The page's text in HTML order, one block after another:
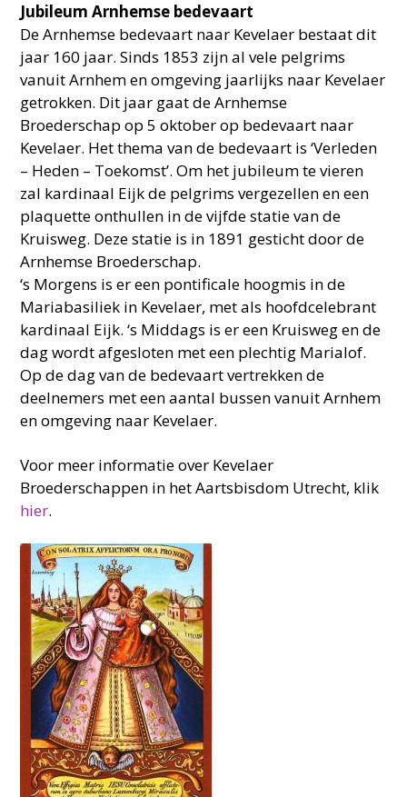
Jubileum Arnhemse bedevaart
De Arnhemse bedevaart naar Kevelaer bestaat dit
jaar 160 jaar. Sinds 1853 zijn al vele pelgrims
vanuit Arnhem en omgeving jaarlijks naar Kevelaer
getrokken. Dit jaar gaat de Arnhemse
Broederschap op 5 oktober op bedevaart naar
Kevelaer. Het thema van de bedevaart is ‘Verleden
– Heden – Toekomst’. Om het jubileum te vieren
zal kardinaal Eijk de pelgrims vergezellen en een
plaquette onthullen in de vijfde statie van de
Kruisweg. Deze statie is in 1891 gesticht door de
Arnhemse Broederschap.
‘s Morgens is er een pontificale hoogmis in de
Mariabasiliek in Kevelaer, met als hoofdcelebrant
kardinaal Eijk. ‘s Middags is er een Kruisweg en de
dag wordt afgesloten met een plechtig Marialof.
Op de dag van de bedevaart vertrekken de
deelnemers met een aantal bussen vanuit Arnhem
en omgeving naar Kevelaer.
Voor meer informatie over Kevelaer
Broederschappen in het Aartsbisdom Utrecht, klik
hier.